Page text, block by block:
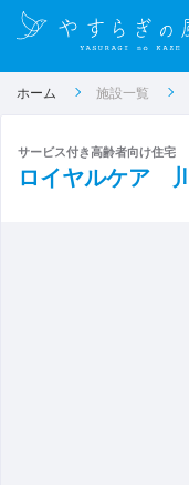
ホーム 施設一覧
サービス付き高齢者向け住宅
ロイヤルケア